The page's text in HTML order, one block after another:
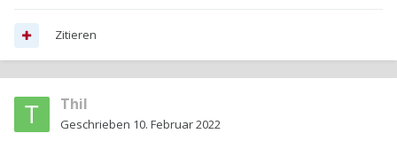
Zitieren
Thil
Geschrieben 10. Februar 2022